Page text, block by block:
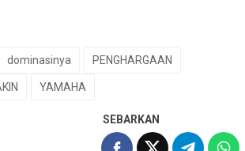
dominasinya PENGHARGAAN
YAMAHA
SEBARKAN